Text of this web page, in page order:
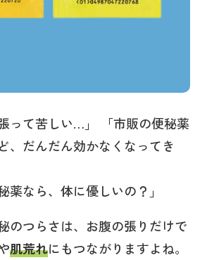
って苦しい…」 「市販の便秘薬
、だんだん効かなくなってき
薬なら、体に優しいの？」
のつらさは、お腹の張りだけで
肌荒れにもつながりますよね。